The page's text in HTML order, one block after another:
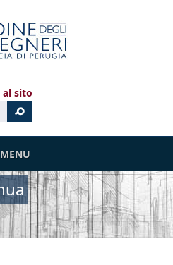
al sito
MENU